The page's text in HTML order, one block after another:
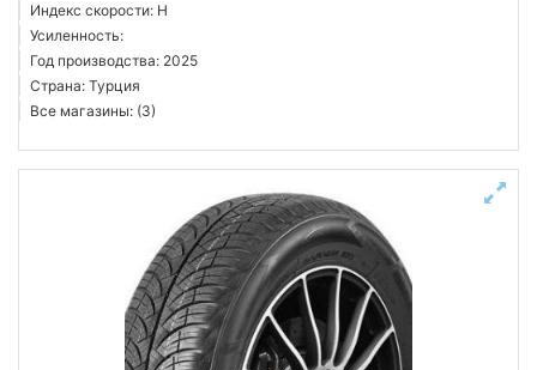
Индекс скорости: H
Усиленность:
Год производства: 2025
Страна: Турция
Все магазины: (3)